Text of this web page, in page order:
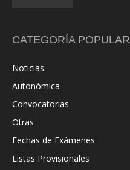
CATEGORÍA POPULAR
Noticias
Autonómica
Convocatorias
Otras
Fechas de Exámenes
Listas Provisionales